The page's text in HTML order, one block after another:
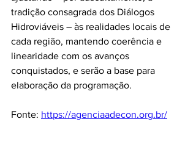
tradição consagrada dos Diálogos
Hidroviáveis – às realidades locais de
cada região, mantendo coerência e
linearidade com os avanços
conquistados, e serão a base para
elaboração da programação.
Fonte: https://agenciaadecon.org.br/